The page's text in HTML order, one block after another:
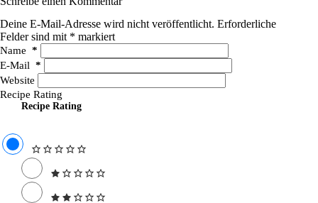
Deine E-Mail-Adresse wird nicht veröffentlicht. Erforderliche
Felder sind mit * markiert
Name *
E-Mail *
Website
Recipe Rating
Recipe Rating